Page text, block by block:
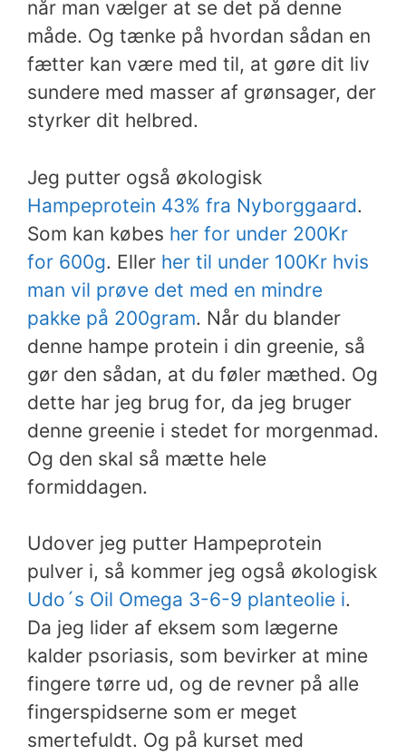
når man vælger at se det på denne
måde. Og tænke på hvordan sådan en
fætter kan være med til, at gøre dit liv
sundere med masser af grønsager, der
styrker dit helbred.
Jeg putter også økologisk
Hampeprotein 43% fra Nyborggaard.
Som kan købes her for under 200Kr
for 600g. Eller her til under 100Kr hvis
man vil prøve det med en mindre
pakke på 200gram. Når du blander
denne hampe protein i din greenie, så
gør den sådan, at du føler mæthed. Og
dette har jeg brug for, da jeg bruger
denne greenie i stedet for morgenmad.
Og den skal så mætte hele
formiddagen.
Udover jeg putter Hampeprotein
pulver i, så kommer jeg også økologisk
Udo´s Oil Omega 3-6-9 planteolie i.
Da jeg lider af eksem som lægerne
kalder psoriasis, som bevirker at mine
fingere tørre ud, og de revner på alle
fingerspidserne som er meget
smertefuldt. Og på kurset med